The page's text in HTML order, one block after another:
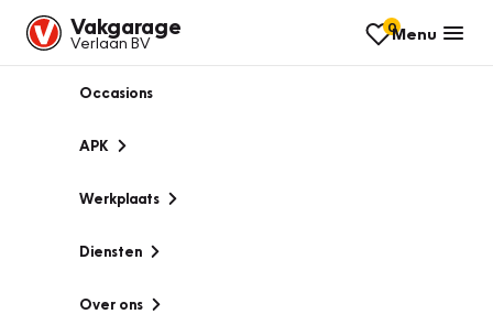
Vakgarage
Verlaan BV
0Menu
Occasions
APK
Werkplaats
Diensten
Over ons